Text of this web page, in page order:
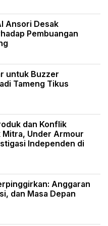
Ansori Desak
Pembuangan
untuk Buzzer
Tameng Tikus
dan Konflik
Mitra, Under Armour
Independen di
Anggaran
dan Masa Depan